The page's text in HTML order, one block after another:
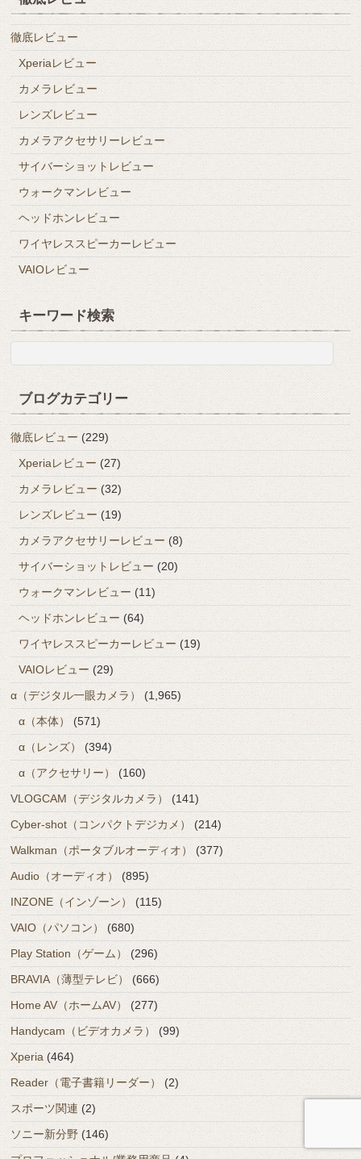
徹底レビュー
Xperiaレビュー
カメラレビュー
レンズレビュー
カメラアクセサリーレビュー
サイバーショットレビュー
ウォークマンレビュー
ヘッドホンレビュー
ワイヤレススピーカーレビュー
VAIOレビュー
キーワード検索
ブログカテゴリー
徹底レビュー (229)
Xperiaレビュー (27)
カメラレビュー (32)
レンズレビュー (19)
カメラアクセサリーレビュー (8)
サイバーショットレビュー (20)
ウォークマンレビュー (11)
ヘッドホンレビュー (64)
ワイヤレススピーカーレビュー (19)
VAIOレビュー (29)
α（デジタル一眼カメラ）
(1,965)
α（本体）
(571)
α（レンズ）
(394)
α（アクセサリー）
(160)
VLOGCAM（デジタルカメラ）
(141)
Cyber-shot（コンパクトデジカメ）
(214)
Walkman（ポータブルオーディオ）
(377)
Audio（オーディオ）
(895)
INZONE（インゾーン）
(115)
VAIO（パソコン）
(680)
Play Station（ゲーム）
(296)
BRAVIA（薄型テレビ）
(666)
Home AV（ホームAV）
(277)
Handycam（ビデオカメラ）
(99)
Xperia (464)
Reader（電子書籍リーダー）
(2)
スポーツ関連 (2)
ソニー新分野 (146)